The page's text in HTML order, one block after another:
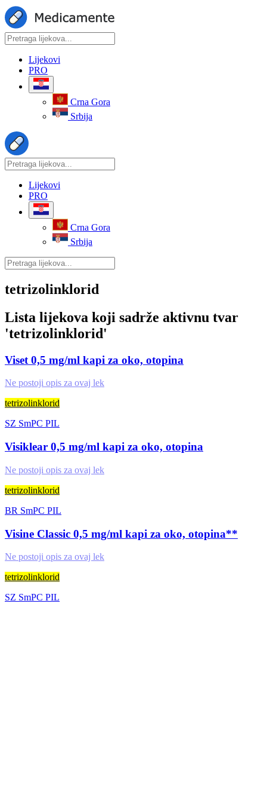
Lijekovi
PRO
Crna Gora
Srbija
Lijekovi
PRO
Crna Gora
Srbija
tetrizolinklorid
Lista lijekova koji sadrže aktivnu tvar
'tetrizolinklorid'
Viset 0,5 mg/ml kapi za oko, otopina
Ne postoji opis za ovaj lek
tetrizolinklorid
SZ SmPC PIL
Visiklear 0,5 mg/ml kapi za oko, otopina
Ne postoji opis za ovaj lek
tetrizolinklorid
BR SmPC PIL
Visine Classic 0,5 mg/ml kapi za oko, otopina**
Ne postoji opis za ovaj lek
tetrizolinklorid
SZ SmPC PIL